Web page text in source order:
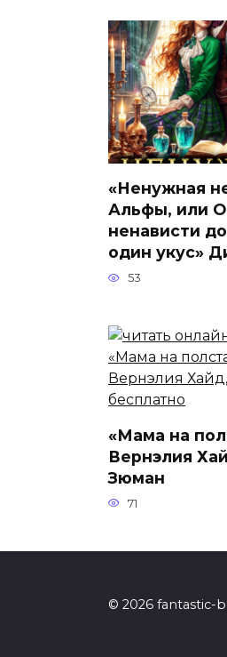
«Ненужная
Альфы, или
ненависти
один укус»
53
«Мама на
Вернэлия
Зюман
71
© 2026 fantastic-